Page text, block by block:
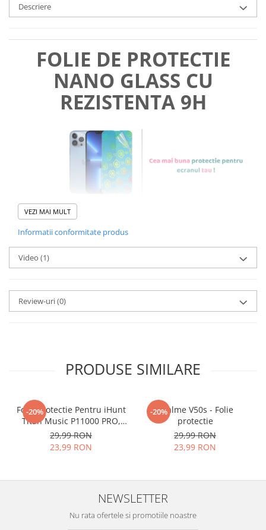
Descriere
FOLIE DE PROTECTIE
NANO GLASS CU
REZISTENTA 9H
Foliile noastre sunt
tu.
Materialul folosit in
esteNano Glass flexibil.
AcestagaranteazacaNU SE
SPARGE in mii de cioburi
ascutite si periculoase.
zgarieturi si spargere, ci si
INTARESTE ecranul!
Folia avand rezistenta 9H la
VEZI MAI MULT
Informatii conformitate produs
Video (1)
Review-uri(0)
PRODUSE SIMILARE
-20%
Folie Protectie Pentru iHunt
Titan Music P11000 PRO,
VDOO
29,99 RON
23,99 RON
-20%
Realme V50s - Folie
protectie
29,99 RON
23,99 RON
NEWSLETTER
Nu rata ofertele si promotiile noastre